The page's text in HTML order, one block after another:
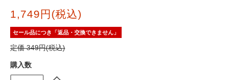
1,749円(税込)
セール品につき「返品・交換できません」
定価 349円(税込)
購入数